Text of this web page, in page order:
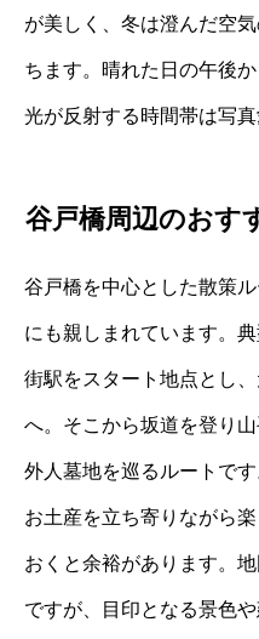
が美しく、冬は澄んだ空
ちます。晴れた日の午後
光が反射する時間帯は写
谷戸橋周辺のおす
谷戸橋を中心とした散策
にも親しまれています。
街駅をスタート地点とし
へ。そこから坂道を登り
外人墓地を巡るルートで
お土産を立ち寄りながら
おくと余裕があります。
ですが、目印となる景色